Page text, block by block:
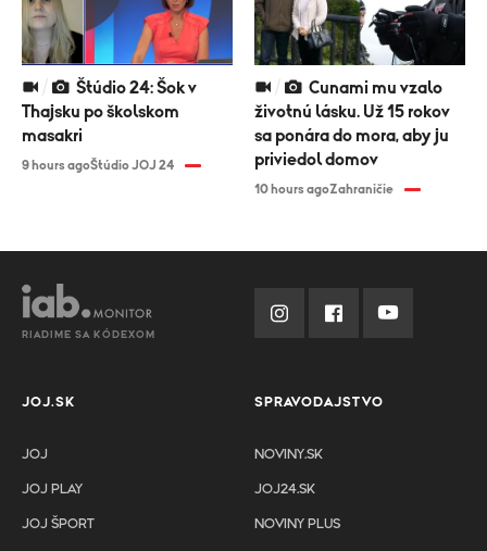
Thajsku po školskom
masakri
9 hours agoŠtúdio JOJ 24
životnú lásku. Už 15 rokov
sa ponára do mora, aby ju
priviedol domov
10 hours agoZahraničie
RIADIME SA KÓDEXOM
JOJ.SK
JOJ
JOJ PLAY
JOJ ŠPORT
SPRAVODAJSTVO
NOVINY.SK
JOJ24.SK
NOVINY PLUS